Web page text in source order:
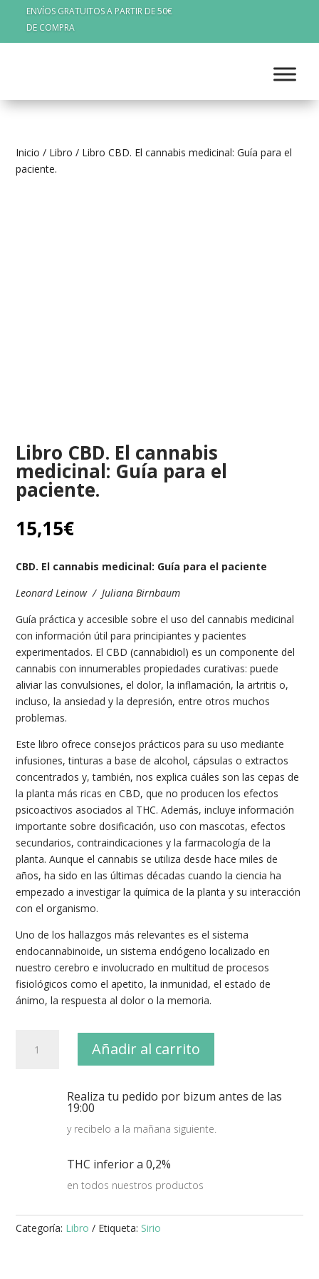
ENVÍOS GRATUITOS A PARTIR DE 50€
DE COMPRA
Inicio / Libro / Libro CBD. El cannabis medicinal: Guía para el
paciente.
Libro CBD. El cannabis
medicinal: Guía para el
paciente.
15,15€
CBD. El cannabis medicinal: Guía para el paciente
Leonard Leinow / Juliana Birnbaum
Guía práctica y accesible sobre el uso del cannabis medicinal
con información útil para principiantes y pacientes
experimentados. El CBD (cannabidiol) es un componente del
cannabis con innumerables propiedades curativas: puede
aliviar las convulsiones, el dolor, la inflamación, la artritis o,
incluso, la ansiedad y la depresión, entre otros muchos
problemas.
Este libro ofrece consejos prácticos para su uso mediante
infusiones, tinturas a base de alcohol, cápsulas o extractos
concentrados y, también, nos explica cuáles son las cepas de
la planta más ricas en CBD, que no producen los efectos
psicoactivos asociados al THC. Además, incluye información
importante sobre dosificación, uso con mascotas, efectos
secundarios, contraindicaciones y la farmacología de la
planta. Aunque el cannabis se utiliza desde hace miles de
años, ha sido en las últimas décadas cuando la ciencia ha
empezado a investigar la química de la planta y su interacción
con el organismo.
Uno de los hallazgos más relevantes es el sistema
endocannabinoide, un sistema endógeno localizado en
nuestro cerebro e involucrado en multitud de procesos
fisiológicos como el apetito, la inmunidad, el estado de
ánimo, la respuesta al dolor o la memoria.
CBD.
Añadir al carrito
Realiza tu pedido por bizum antes de las
19:00
y recibelo a la mañana siguiente.
THC inferior a 0,2%
en todos nuestros productos
Categoría: Libro Etiqueta: Sirio